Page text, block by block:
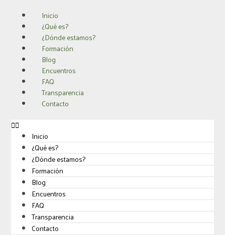
contenido
Inicio
¿Qué es?
¿Dónde estamos?
Formación
Blog
Encuentros
FAQ
Transparencia
Contacto
Inicio
¿Qué es?
¿Dónde estamos?
Formación
Blog
Encuentros
FAQ
Transparencia
Contacto